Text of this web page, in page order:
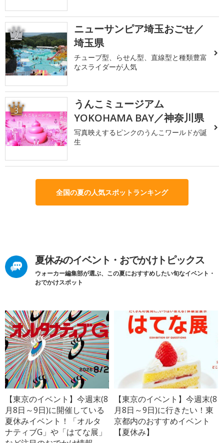
2
ニューサンピア埼玉おごせ／
埼玉県
チューブ型、らせん型、直線型と種類豊富
なスライダーが人気
3
うんこミュージアム
YOKOHAMA BAY／神奈川県
写真映えするピンクのうんこワールドが誕
生
全国の夏の人気スポットランキング
夏休みのイベント・おでかけトピックス
ウォーカー編集部が選ぶ、この夏におすすめしたい旬なイベント・
おでかけスポット
【東京のイベント】今週末(8
月8日～9日)に開催している
夏休みイベント！「オルタ
ナティブG」や「はてな展」
【東京のイベント】今週末(8
月8日～9日)に行きたい！東
京都内のおすすめイベント
【夏休み】